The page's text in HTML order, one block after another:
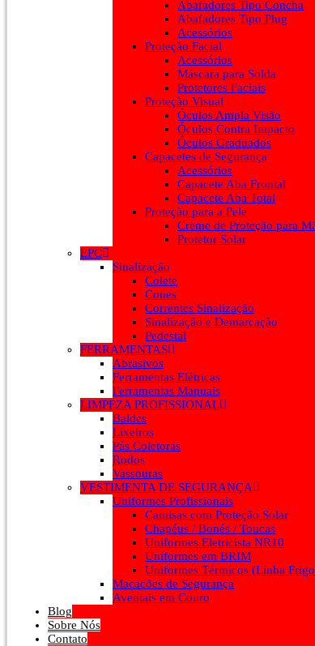
Abafadores Tipo Concha
Abafadores Tipo Plug
Acessórios
Proteção Facial
Acessórios
Máscara para Solda
Protetores Faciais
Proteção Visual
Óculos Ampla Visão
Óculos Contra Impacto
Óculos Graduados
Capacetes de Segurança
Acessórios
Capacete Aba Frontal
Capacete Aba Total
Proteção para a Pele
Creme de Proteção para
Protetor Solar
EPC
Sinalização
Colete
Cones
Correntes Sinalização
Sinalização e Demarcação
Pedestal
FERRAMENTAS
Abrasivos
Ferramentas Elétricas
Ferramentas Manuais
LIMPEZA PROFISSIONAL
Baldes
Lixeiros
Pás Coletoras
Rodos
Vassouras
VESTIMENTA DE SEGURANÇA
Uniformes Profissionais
Camisas com Proteção Solar
Chapéus / Bonés / Toucas
Uniformes Eletricista NR10
Uniformes em BRIM
Uniformes Térmicos (Linha
Macacões de Segurança
Aventais em Couro
Blog
Sobre Nós
Contato